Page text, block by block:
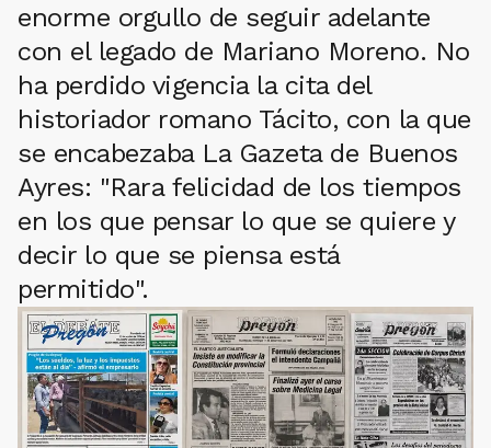
enorme orgullo de seguir adelante
con el legado de Mariano Moreno. No
ha perdido vigencia la cita del
historiador romano Tácito, con la que
se encabezaba La Gazeta de Buenos
Ayres: "Rara felicidad de los tiempos
en los que pensar lo que se quiere y
decir lo que se piensa está
permitido".